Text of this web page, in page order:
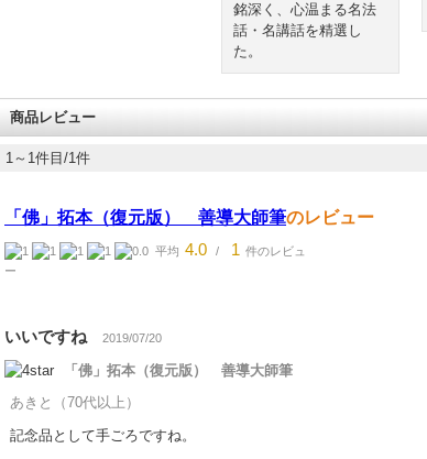
銘深く、心温まる名法
話・名講話を精選し
た。
商品レビュー
1～1件目/1件
「佛」拓本（復元版） 善導大師筆のレビュー
平均 4.0 / 1 件のレビュ
ー
いいですね 2019/07/20
「佛」拓本（復元版） 善導大師筆
あきと
（70代以上）
記念品として手ごろですね。